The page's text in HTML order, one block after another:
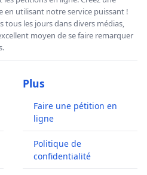
utilisant notre service puissant !
les jours dans divers médias,
moyen de se faire remarquer
Plus
Faire une pétition en
ligne
Politique de
confidentialité